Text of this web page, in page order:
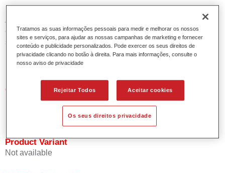
A Permafleet Base Concentrada 600 permite misturar as
cores para veículos comerciais da tinta Permafleet nas
séries 630, 670 e 675. Pode igualmente ser utilizada para
misturar diferentes tintas industriais PercoTop e Permacron
Esmalte 730.
Características do produto
Contém pigmentos de alta qualidade para cores lisas.
Product Variant
Not available
Tratamos as suas informações pessoais para medir e melhorar os nossos
sites e serviços, para ajudar as nossas campanhas de marketing e fornecer
conteúdo e publicidade personalizados. Pode exercer os seus direitos de
privacidade clicando no botão à direita. Para mais informações, consulte o
nosso aviso de privacidade
Rejeitar Todos Aceitar cookies
Os seus direitos privacidade